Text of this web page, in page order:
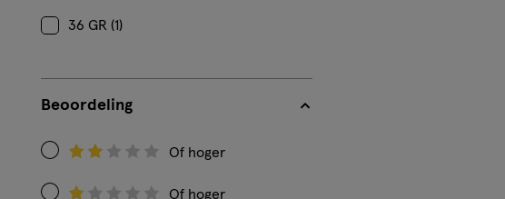
36 GR (1)
Beoordeling
Filteren
op
Of hoger
Of hoger